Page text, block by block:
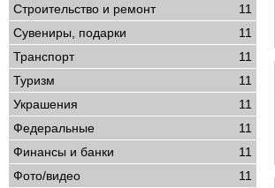
Строительство и ремонт
11
Сувениры, подарки
11
Транспорт
11
Туризм
11
Украшения
11
Федеральные
11
Финансы и банки
11
Фото/видео
11